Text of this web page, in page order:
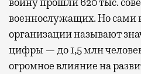
военнослужащих. Но сами
организации называют
цифры — до 1,5 млн
огромное влияние на